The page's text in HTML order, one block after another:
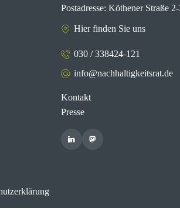
Postadresse: Köthener Straße
Hier finden Sie uns
030 / 338424-121
info@nachhaltigkeitsrat.de
Kontakt
Presse